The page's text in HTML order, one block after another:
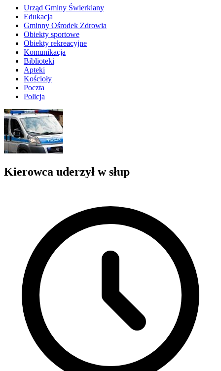
Urząd Gminy Świerklany
Edukacja
Gminny Ośrodek Zdrowia
Obiekty sportowe
Obiekty rekreacyjne
Komunikacja
Biblioteki
Apteki
Kościoły
Poczta
Policja
Kierowca uderzył w słup